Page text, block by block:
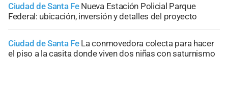
Ciudad de Santa Fe Nueva Estación Policial Parque
Federal: ubicación, inversión y detalles del proyecto
Ciudad de Santa Fe La conmovedora colecta para hacer
el piso a la casita donde viven dos niñas con saturnismo